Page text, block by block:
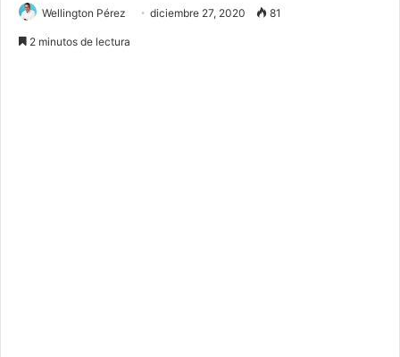
Wellington Pérez diciembre 27, 2020 81
2 minutos de lectura